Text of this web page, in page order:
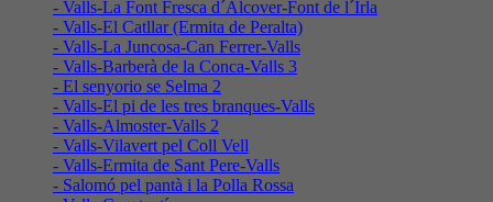
- Valls-La Font Fresca d´Alcover-Font de l´Irla
- Valls-El Catllar (Ermita de Peralta)
- Valls-La Juncosa-Can Ferrer-Valls
- Valls-Barberà de la Conca-Valls 3
- El senyorio se Selma 2
- Valls-El pi de les tres branques-Valls
- Valls-Almoster-Valls 2
- Valls-Vilavert pel Coll Vell
- Valls-Ermita de Sant Pere-Valls
- Salomó pel pantà i la Polla Rossa